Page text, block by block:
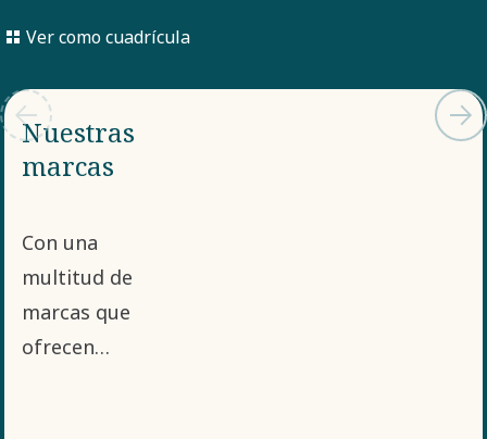
Ver como cuadrícula
Nuestras
marcas
Con una
multitud de
marcas que
ofrecen